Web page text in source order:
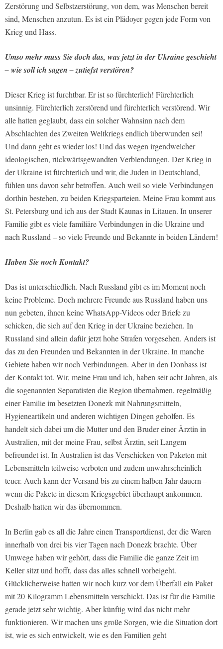
Zerstörung und Selbstzerstörung, von dem, was Menschen bereit
sind, Menschen anzutun. Es ist ein Plädoyer gegen jede Form von
Krieg und Hass.
Umso mehr muss Sie doch das, was jetzt in der Ukraine geschieht
– wie soll ich sagen – zutiefst verstören?
Dieser Krieg ist furchtbar. Er ist so fürchterlich! Fürchterlich
unsinnig. Fürchterlich zerstörend und fürchterlich verstörend. Wir
alle hatten geglaubt, dass ein solcher Wahnsinn nach dem
Abschlachten des Zweiten Weltkriegs endlich überwunden sei!
Und dann geht es wieder los! Und das wegen irgendwelcher
ideologischen, rückwärtsgewandten Verblendungen. Der Krieg in
der Ukraine ist fürchterlich und wir, die Juden in Deutschland,
fühlen uns davon sehr betroffen. Auch weil so viele Verbindungen
dorthin bestehen, zu beiden Kriegsparteien. Meine Frau kommt aus
St. Petersburg und ich aus der Stadt Kaunas in Litauen. In unserer
Familie gibt es viele familiäre Verbindungen in die Ukraine und
nach Russland – so viele Freunde und Bekannte in beiden Ländern!
Haben Sie noch Kontakt?
Das ist unterschiedlich. Nach Russland gibt es im Moment noch
keine Probleme. Doch mehrere Freunde aus Russland haben uns
nun gebeten, ihnen keine WhatsApp-Videos oder Briefe zu
schicken, die sich auf den Krieg in der Ukraine beziehen. In
Russland sind allein dafür jetzt hohe Strafen vorgesehen. Anders ist
das zu den Freunden und Bekannten in der Ukraine. In manche
Gebiete haben wir noch Verbindungen. Aber in den Donbass ist
der Kontakt tot. Wir, meine Frau und ich, haben seit acht Jahren, als
die sogenannten Separatisten die Region übernahmen, regelmäßig
einer Familie im besetzten Donezk mit Nahrungsmitteln,
Hygieneartikeln und anderen wichtigen Dingen geholfen. Es
handelt sich dabei um die Mutter und den Bruder einer Ärztin in
Australien, mit der meine Frau, selbst Ärztin, seit Langem
befreundet ist. In Australien ist das Verschicken von Paketen mit
Lebensmitteln teilweise verboten und zudem unwahrscheinlich
teuer. Auch kann der Versand bis zu einem halben Jahr dauern –
wenn die Pakete in diesem Kriegsgebiet überhaupt ankommen.
Deshalb hatten wir das übernommen.
In Berlin gab es all die Jahre einen Transportdienst, der die Waren
innerhalb von drei bis vier Tagen nach Donezk brachte. Über
Umwege haben wir gehört, dass die Familie die ganze Zeit im
Keller sitzt und hofft, dass das alles schnell vorbeigeht.
Glücklicherweise hatten wir noch kurz vor dem Überfall ein Paket
mit 20 Kilogramm Lebensmitteln verschickt. Das ist für die Familie
gerade jetzt sehr wichtig. Aber künftig wird das nicht mehr
funktionieren. Wir machen uns große Sorgen, wie die Situation dort
ist, wie es sich entwickelt, wie es den Familien geht